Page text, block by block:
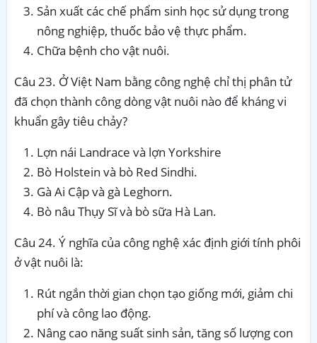
Sản xuất các chế phẩm sinh học sử dụng trong
nông nghiệp, thuốc bảo vệ thực phẩm.
Chữa bệnh cho vật nuôi.
Câu 23. Ở Việt Nam bằng công nghệ chỉ thị phân tử
đã chọn thành công dòng vật nuôi nào để kháng vi
khuẩn gây tiêu chảy?
Lợn nái Landrace và lợn Yorkshire
Bò Holstein và bò Red Sindhi.
Gà Ai Cập và gà Leghorn.
Bò nâu Thụy Sĩ và bò sữa Hà Lan.
Câu 24. Ý nghĩa của công nghệ xác định giới tính phôi
ở vật nuôi là:
Rút ngắn thời gian chọn tạo giống mới, giảm chi
phí và công lao động.
Nâng cao năng suất sinh sản, tăng số lượng con